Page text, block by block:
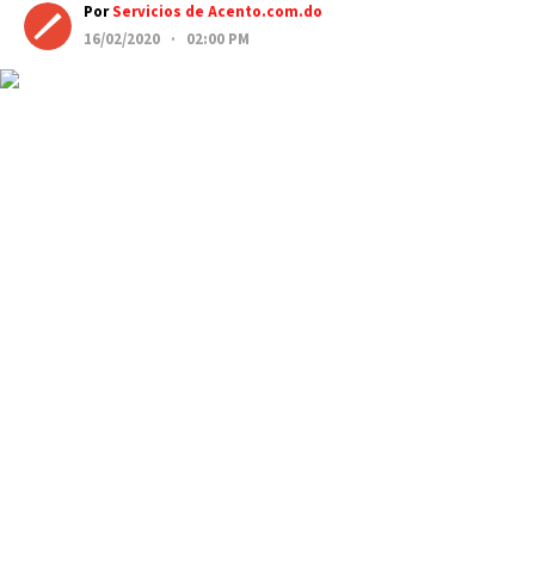
PorServicios de Acento.com.do
16/02/2020 · 02:00 PM